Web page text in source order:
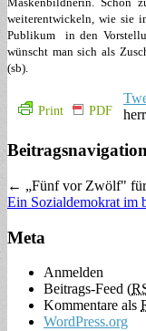
weiterentwickeln, wie sie
Publikum in den
wünscht man sich als
(sb).
Print PDF
Beitragsnavigation
← „Fünf vor Zwölf"
Ein Sozialdemokrat im
Meta
Anmelden
Beitrags-Feed (
Kommentare als
WordPress.org